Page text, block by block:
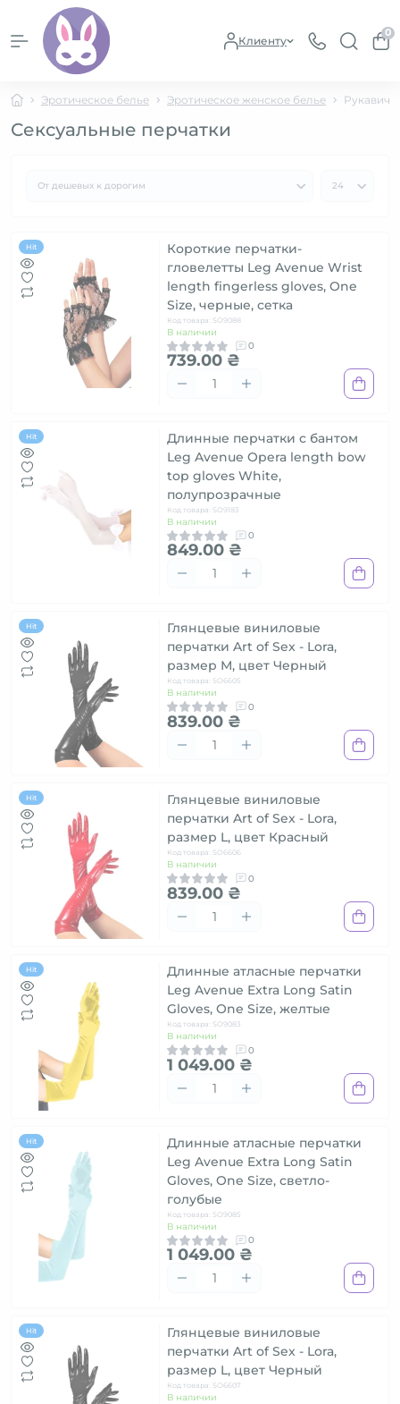
Клиенту
0
Эротическое белье Эротическое женское белье
Сексуальные перчатки
Hit
Короткие перчатки-
гловелетты Leg Avenue Wrist
length fingerless gloves, One
Size, черные, сетка
Код товара: SO9088
В наличии
0
739.00 ₴
Hit
Длинные перчатки с бантом
Leg Avenue Opera length bow
top gloves White,
полупрозрачные
Код товара: SO9183
В наличии
0
849.00 ₴
Hit
Глянцевые виниловые
перчатки Art of Sex - Lora,
размер М, цвет Черный
Код товара: SO6605
В наличии
0
839.00 ₴
Hit
Глянцевые виниловые
перчатки Art of Sex - Lora,
размер L, цвет Красный
Код товара: SO6606
В наличии
0
839.00 ₴
Hit
Длинные атласные перчатки
Leg Avenue Extra Long Satin
Gloves, One Size, желтые
Код товара: SO9083
В наличии
0
1 049.00 ₴
Hit
Длинные атласные перчатки
Leg Avenue Extra Long Satin
Gloves, One Size, светло-
голубые
Код товара: SO9085
В наличии
0
1 049.00 ₴
Hit
Глянцевые виниловые
перчатки Art of Sex - Lora,
размер L, цвет Черный
Код товара: SO6607
В наличии